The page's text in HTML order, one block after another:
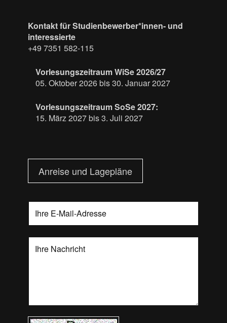
Kontakt für Studienbewerber*innen- und
interessierte
+49 7351 582-115
Vorlesungszeitraum WiSe 2026/27
05. Oktober 2026 bis 30. Januar 2027
Vorlesungszeitraum SoSe 2027:
15. März 2027 bis 3. Juli 2027
Anreise und Lagepläne